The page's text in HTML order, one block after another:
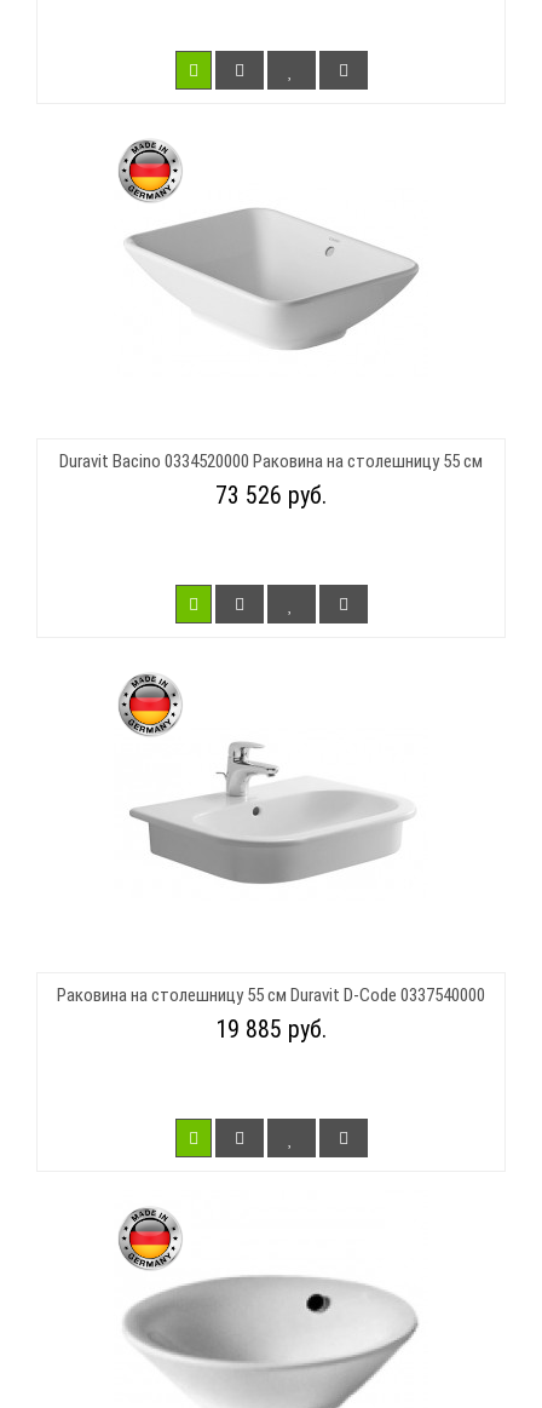
Duravit Bacino 0334520000 Раковина на столешницу 55 см
73 526 руб.
Раковина на столешницу 55 см Duravit D-Code 0337540000
19 885 руб.